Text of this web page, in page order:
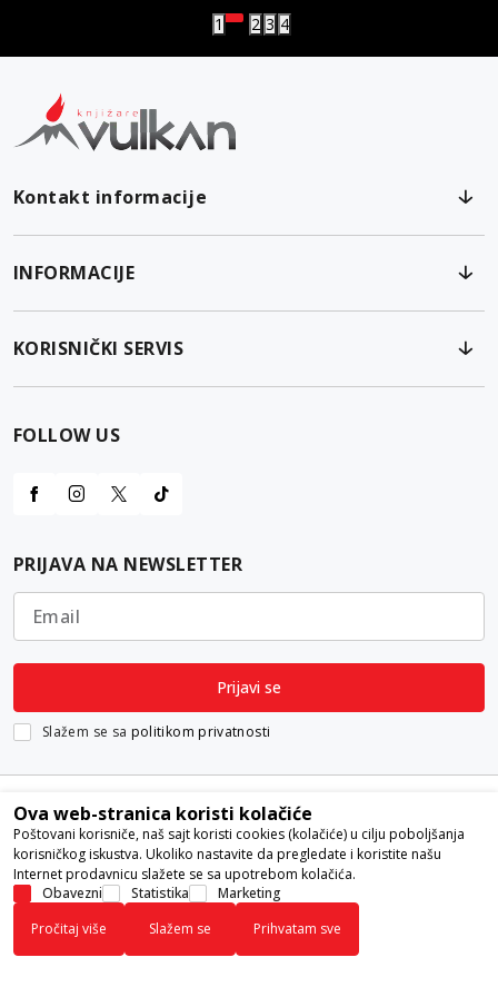
1 2 3 4
Kontakt informacije
INFORMACIJE
KORISNIČKI SERVIS
FOLLOW US
PRIJAVA NA NEWSLETTER
Email
Prijavi se
Slažem se sa politikom privatnosti
Nastojimo da budemo što precizniji u opisu proizvoda, prikazu slika i
samih cena, ali ne možemo garantovati da su sve informacije kompletne i
bez grešaka. Svi artikli prikazani na sajtu su deo naše ponude i ne
podrazumeva da su dostupni u svakom trenutku.
Ova web-stranica koristi kolačiće
Poštovani korisniče, naš sajt koristi cookies (kolačiće) u cilju poboljšanja
korisničkog iskustva. Ukoliko nastavite da pregledate i koristite našu
Internet prodavnicu slažete se sa upotrebom kolačića.
Obavezni
Statistika
Marketing
Pročitaj više
Slažem se Prihvatam sve